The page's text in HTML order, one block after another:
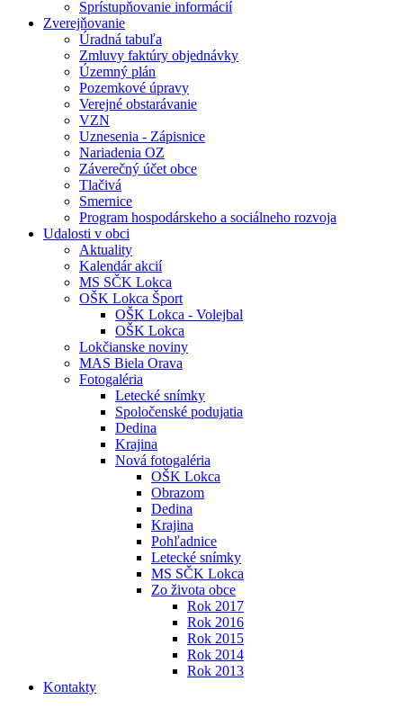
Sprístupňovanie informácií
Zverejňovanie
Úradná tabuľa
Zmluvy faktúry objednávky
Územný plán
Pozemkové úpravy
Verejné obstarávanie
VZN
Uznesenia - Zápisnice
Nariadenia OZ
Záverečný účet obce
Tlačivá
Smernice
Program hospodárskeho a sociálneho rozvoja
Udalosti v obci
Aktuality
Kalendár akcií
MS SČK Lokca
OŠK Lokca Šport
OŠK Lokca - Volejbal
OŠK Lokca
Lokčianske noviny
MAS Biela Orava
Fotogaléria
Letecké snímky
Spoločenské podujatia
Dedina
Krajina
Nová fotogaléria
OŠK Lokca
Obrazom
Dedina
Krajina
Pohľadnice
Letecké snímky
MS SČK Lokca
Zo života obce
Rok 2017
Rok 2016
Rok 2015
Rok 2014
Rok 2013
Kontakty